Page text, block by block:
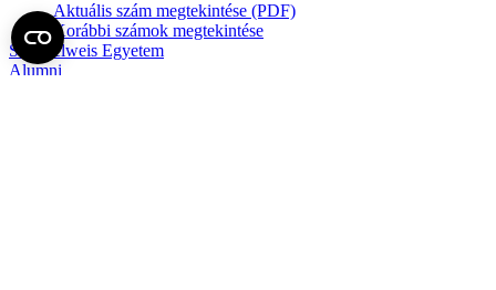
Aktuális szám megtekintése (PDF)
Korábbi számok megtekintése
Semmelweis Egyetem
Alumni